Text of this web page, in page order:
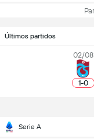
Últimos partidos
02/08
1-0
Serie A